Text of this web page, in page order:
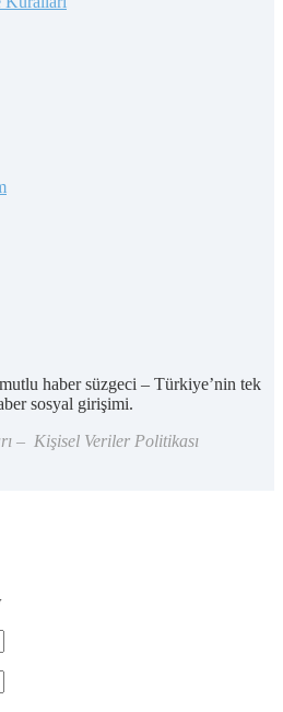
haber süzgeci – Türkiye’nin tek
sosyal girişimi.
– Kişisel Veriler Politikası